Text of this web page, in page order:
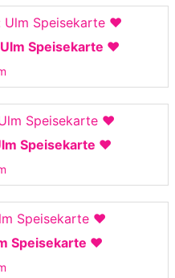
Speisekarte ❤️
Speisekarte ❤️
Speisekarte ❤️